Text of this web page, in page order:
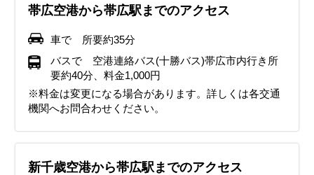
帯広空港から帯広駅までのアクセス
車で 所要約35分
バスで 空港連絡バス(十勝バス)帯広市内行き所
要約40分、料金1,000円
※料金は変更になる場合があります。詳しくは各交通
機関へお問合わせください。
新千歳空港から帯広駅までのアクセス